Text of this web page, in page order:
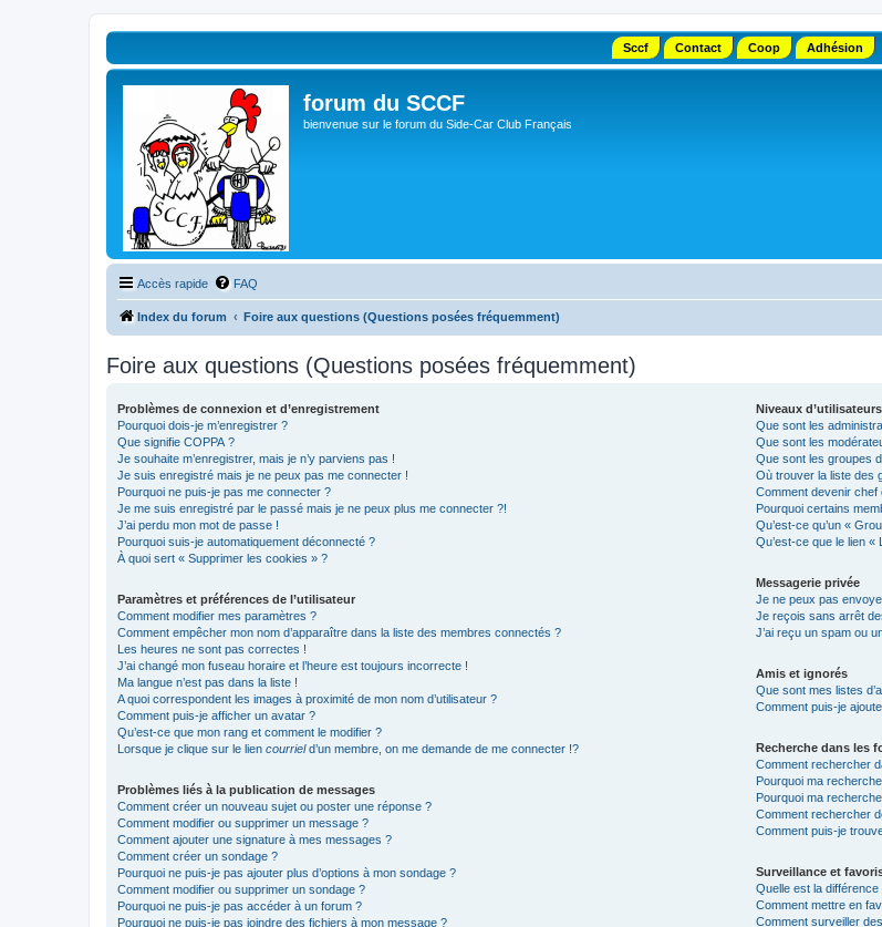
Sccf Contact Coop Adhésion
forum du SCCF
bienvenue sur le forum du Side-Car Club Français
Accès rapide FAQ
Index du forum Foire aux questions (Questions posées fréquemment)
Foire aux questions (Questions posées fréquemment)
Problèmes de connexion et d’enregistrement
Pourquoi dois-je m’enregistrer ?
Que signifie COPPA ?
Je souhaite m’enregistrer, mais je n’y parviens pas !
Je suis enregistré mais je ne peux pas me connecter !
Pourquoi ne puis-je pas me connecter ?
Je me suis enregistré par le passé mais je ne peux plus me connecter ?!
J’ai perdu mon mot de passe !
Pourquoi suis-je automatiquement déconnecté ?
À quoi sert « Supprimer les cookies » ?
Paramètres et préférences de l’utilisateur
Comment modifier mes paramètres ?
Comment empêcher mon nom d’apparaître dans la liste des membres connectés ?
Les heures ne sont pas correctes !
J’ai changé mon fuseau horaire et l’heure est toujours incorrecte !
Ma langue n’est pas dans la liste !
A quoi correspondent les images à proximité de mon nom d’utilisateur ?
Comment puis-je afficher un avatar ?
Qu’est-ce que mon rang et comment le modifier ?
Lorsque je clique sur le lien courrield’un membre, on me demande de me connecter !?
Problèmes liés à la publication de messages
Comment créer un nouveau sujet ou poster une réponse ?
Comment modifier ou supprimer un message ?
Comment ajouter une signature à mes messages ?
Comment créer un sondage ?
Pourquoi ne puis-je pas ajouter plus d’options à mon sondage ?
Comment modifier ou supprimer un sondage ?
Pourquoi ne puis-je pas accéder à un forum ?
Pourquoi ne puis-je pas joindre des fichiers à mon message ?
Niveaux
Que sont les
Que sont les
Que sont les groupes
Où trouver la liste des
Comment devenir chef
Pourquoi certains
Qu’est-ce qu’un «
Qu’est-ce que le lien «
Messagerie privée
Je ne peux pas
Je reçois sans arrêt
J’ai reçu un spam ou
Amis et ignorés
Que sont mes listes
Comment puis-je
Recherche dans les
Comment rechercher
Pourquoi ma
Pourquoi ma
Comment rechercher
Comment puis-je
Surveillance et
Quelle est la
Comment mettre en
Comment surveiller